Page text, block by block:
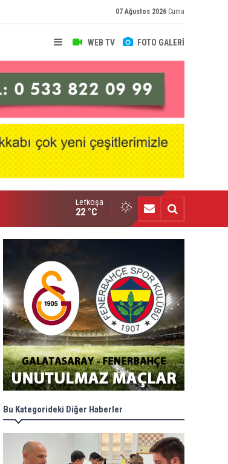
07 Ağustos 2026 Cuma
WEB TV FOTO GALERİ
Lefkoşa
22 °C
Bu Kategorideki Diğer Haberler